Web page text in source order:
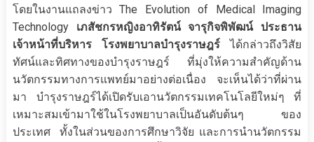
โดยในงานแถลงข่าว The Evolution of Medical Imaging
Technology เภสัชกรหญิงอาทิรัตน์จารุกิจพิพัฒน์ ประธาน
เจ้าหน้าที่บริหาร โรงพยาบาลบำรุงราษฎร์ได้กล่าวถึงวิสัย
ทัศน์และทิศทางของบำรุงราษฎร์ ที่มุ่งให้ความสำคัญด้าน
นวัตกรรมทางการแพทย์มาอย่างต่อเนื่อง จะเห็นได้ว่าที่ผ่าน
มา บำรุงราษฎร์ได้เปิดรับเอานวัตกรรมเทคโนโลยีใหม่ๆ ที่
เหมาะสมเข้ามาใช้ในโรงพยาบาลเป็นอันดับต้นๆ ของ
ประเทศ ทั้งในส่วนของการศึกษาวิจัย และการนำนวัตกรรม